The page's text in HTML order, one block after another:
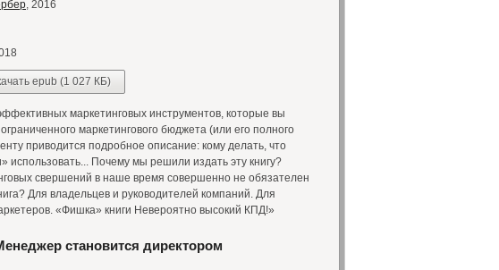
, 2016
epub (1 027 КБ)
маркетинговых инструментов, которые вы
маркетингового бюджета (или его полного
приводится подробное описание: кому делать, что
использовать... Почему мы решили издать эту книгу?
свершений в наше время совершенно не обязателен
Для владельцев и руководителей компаний. Для
«Фишка» книги Невероятно высокий КПД!»
становится директором